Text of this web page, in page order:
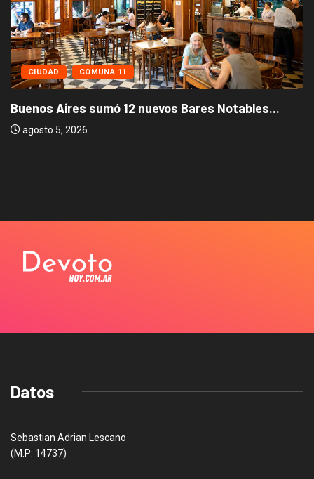
CIUDAD COMUNA 11
Buenos Aires sumó 12 nuevos Bares Notables...
agosto 5, 2026
Datos
Sebastian Adrian Lescano
(M.P: 14737)